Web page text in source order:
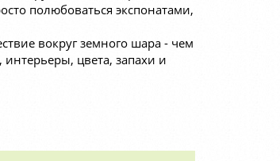
полюбоваться экспонатами,
вокруг земного шара - чем
цвета, запахи и